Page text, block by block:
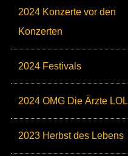
2024 Konzerte vor den
Konzerten
2024 Festivals
2024 OMG Die Ärzte LOL
2023 Herbst des Lebens